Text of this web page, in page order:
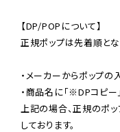
【DP/POPについて】
正規ポップは先着順とな
・メーカーからポップ
・商品名に「※DPコピ
上記の場合、正規のポ
しております。